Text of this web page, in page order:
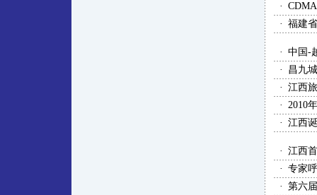
·
· 福建
· 中国-
·
昌九
· 江西
· 2010
· 江西
· 江西
· 专家
· 第六